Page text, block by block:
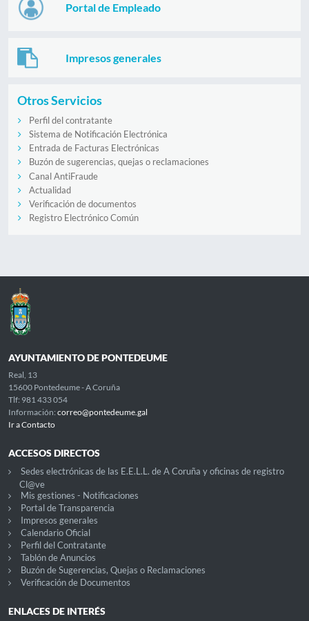
Portal de Empleado
Impresos generales
Otros Servicios
Perfil del contratante
Sistema de Notificación Electrónica
Entrada de Facturas Electrónicas
Buzón de sugerencias, quejas o reclamaciones
Canal AntiFraude
Actualidad
Verificación de documentos
Registro Electrónico Común
AYUNTAMIENTO DE PONTEDEUME
Real, 13
15600 Pontedeume - A Coruña
Tlf: 981 433 054
Información: correo@pontedeume.gal
Ir a Contacto
ACCESOS DIRECTOS
Sedes electrónicas de las E.E.L.L. de A Coruña y oficinas de registro
Cl@ve
Mis gestiones - Notificaciones
Portal de Transparencia
Impresos generales
Calendario Oficial
Perfil del Contratante
Tablón de Anuncios
Buzón de Sugerencias, Quejas o Reclamaciones
Verificación de Documentos
ENLACES DE INTERÉS